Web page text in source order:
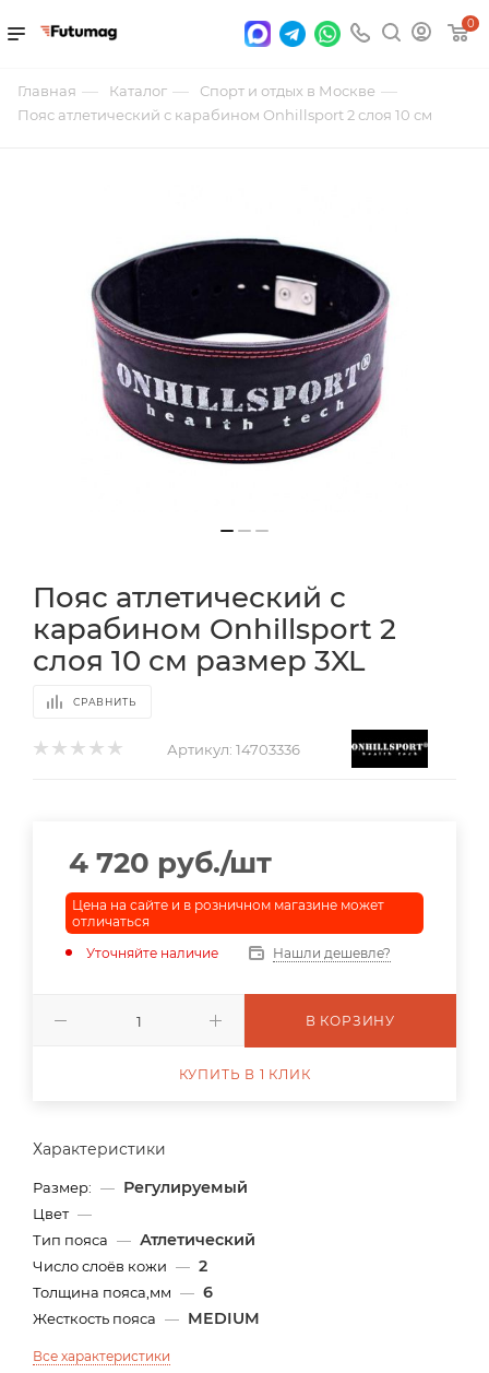
0
Главная — Каталог — Спорт и отдых в Москве —
Пояс атлетический с карабином Onhillsport 2 слоя 10 см
Пояс атлетический с
карабином Onhillsport 2
слоя 10 см размер 3XL
СРАВНИТЬ
Артикул: 14703336
Характеристики
Размер: — Регулируемый
Цвет —
Тип пояса — Атлетический
Число слоёв кожи — 2
Толщина пояса,мм — 6
Жесткость пояса — MEDIUM
Все характеристики
4 720 руб./шт
Цена на сайте и в розничном магазине может
отличаться
Уточняйте наличие
Нашли дешевле?
В КОРЗИНУ
КУПИТЬ В 1 КЛИК